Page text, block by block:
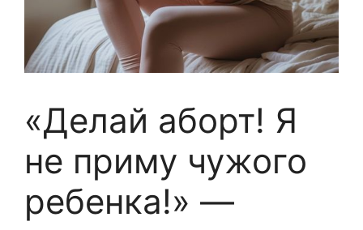
«Делай аборт! Я
не приму чужого
ребенка!» —